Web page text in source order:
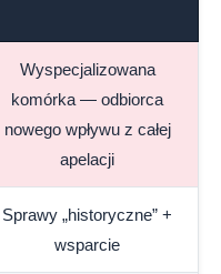
Wyspecjalizowana
komórka — odbiorca
nowego wpływu z całej
apelacji
Sprawy „historyczne” +
wsparcie